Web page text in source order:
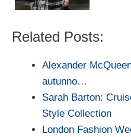
Related Posts:
Alexander
autunno…
Sarah Barton:
Style Collection
London Fashion